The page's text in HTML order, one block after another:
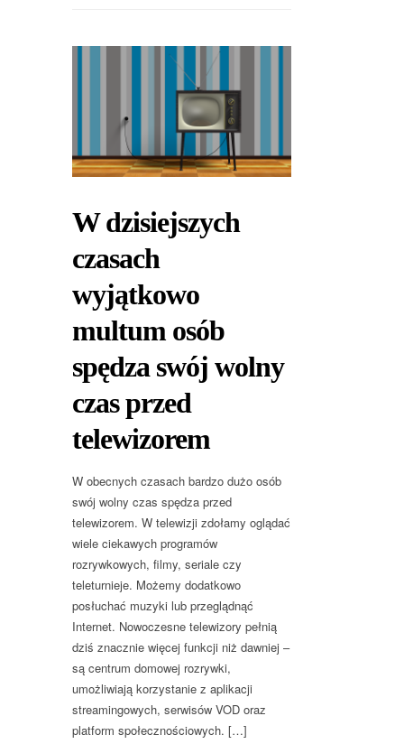
W dzisiejszych
czasach
wyjątkowo
multum osób
spędza swój wolny
czas przed
telewizorem
W obecnych czasach bardzo dużo osób
swój wolny czas spędza przed
telewizorem. W telewizji zdołamy oglądać
wiele ciekawych programów
rozrywkowych, filmy, seriale czy
teleturnieje. Możemy dodatkowo
posłuchać muzyki lub przeglądnąć
Internet. Nowoczesne telewizory pełnią
dziś znacznie więcej funkcji niż dawniej –
są centrum domowej rozrywki,
umożliwiają korzystanie z aplikacji
streamingowych, serwisów VOD oraz
platform społecznościowych. […]